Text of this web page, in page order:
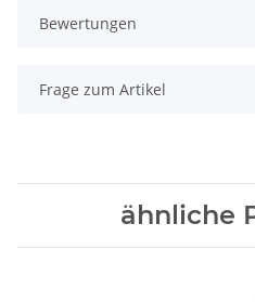
Bewertungen
Frage zum Artikel
ähnliche